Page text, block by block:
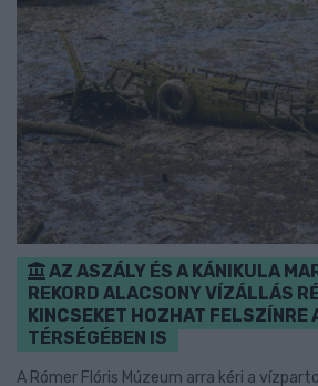
AZ ASZÁLY ÉS A KÁNIKULA
REKORD ALACSONY VÍZÁLLÁS
KINCSEKET HOZHAT FELSZÍNRE
TÉRSÉGÉBEN IS
A Rómer Flóris Múzeum arra kéri a